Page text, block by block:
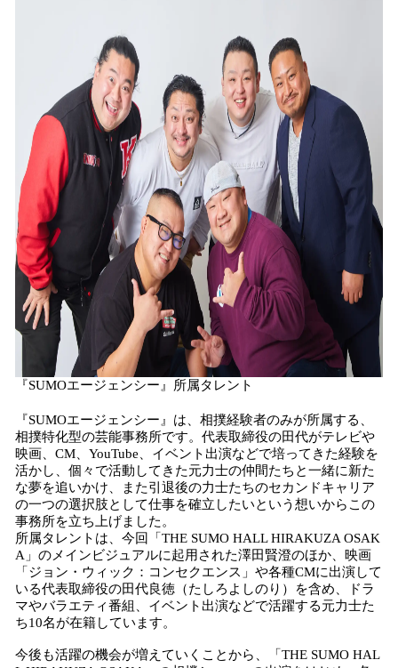
『SUMOエージェンシー』所属タレント
『SUMOエージェンシー』は、相撲経験者のみが所属する、
相撲特化型の芸能事務所です。代表取締役の田代がテレビや
映画、CM、YouTube、イベント出演などで培ってきた経験を
活かし、個々で活動してきた元力士の仲間たちと一緒に新た
な夢を追いかけ、また引退後の力士たちのセカンドキャリア
の一つの選択肢として仕事を確立したいという想いからこの
事務所を立ち上げました。
所属タレントは、今回「THE SUMO HALL HIRAKUZA OSAK
A」のメインビジュアルに起用された澤田賢澄のほか、映画
「ジョン・ウィック：コンセクエンス」や各種CMに出演して
いる代表取締役の田代良徳（たしろよしのり）を含め、ドラ
マやバラエティ番組、イベント出演などで活躍する元力士た
ち10名が在籍しています。
今後も活躍の機会が増えていくことから、「THE SUMO HAL